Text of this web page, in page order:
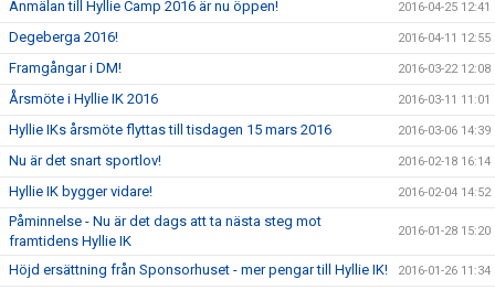
Anmälan till Hyllie Camp 2016 är nu öppen! 2016-04-25 12:41
Degeberga 2016! 2016-04-11 12:55
Framgångar i DM! 2016-03-22 12:08
Årsmöte i Hyllie IK 2016 2016-03-11 11:01
Hyllie IKs årsmöte flyttas till tisdagen 15 mars 2016 2016-03-06 14:39
Nu är det snart sportlov! 2016-02-18 16:14
Hyllie IK bygger vidare! 2016-02-04 14:52
Påminnelse - Nu är det dags att ta nästa steg mot
framtidens Hyllie IK
2016-01-28 15:20
Höjd ersättning från Sponsorhuset - mer pengar till Hyllie IK! 2016-01-26 11:34